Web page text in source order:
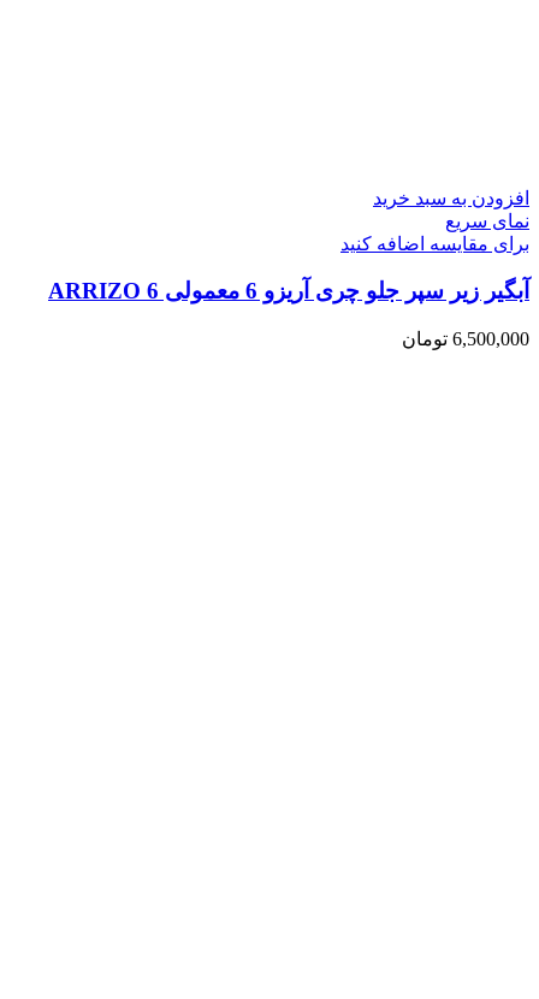
افزودن به سبد خرید
نمای سریع
برای مقایسه اضافه کنید
آبگیر زیر سپر جلو چری آریزو 6 معمولی ARRIZO 6
6,500,000 تومان